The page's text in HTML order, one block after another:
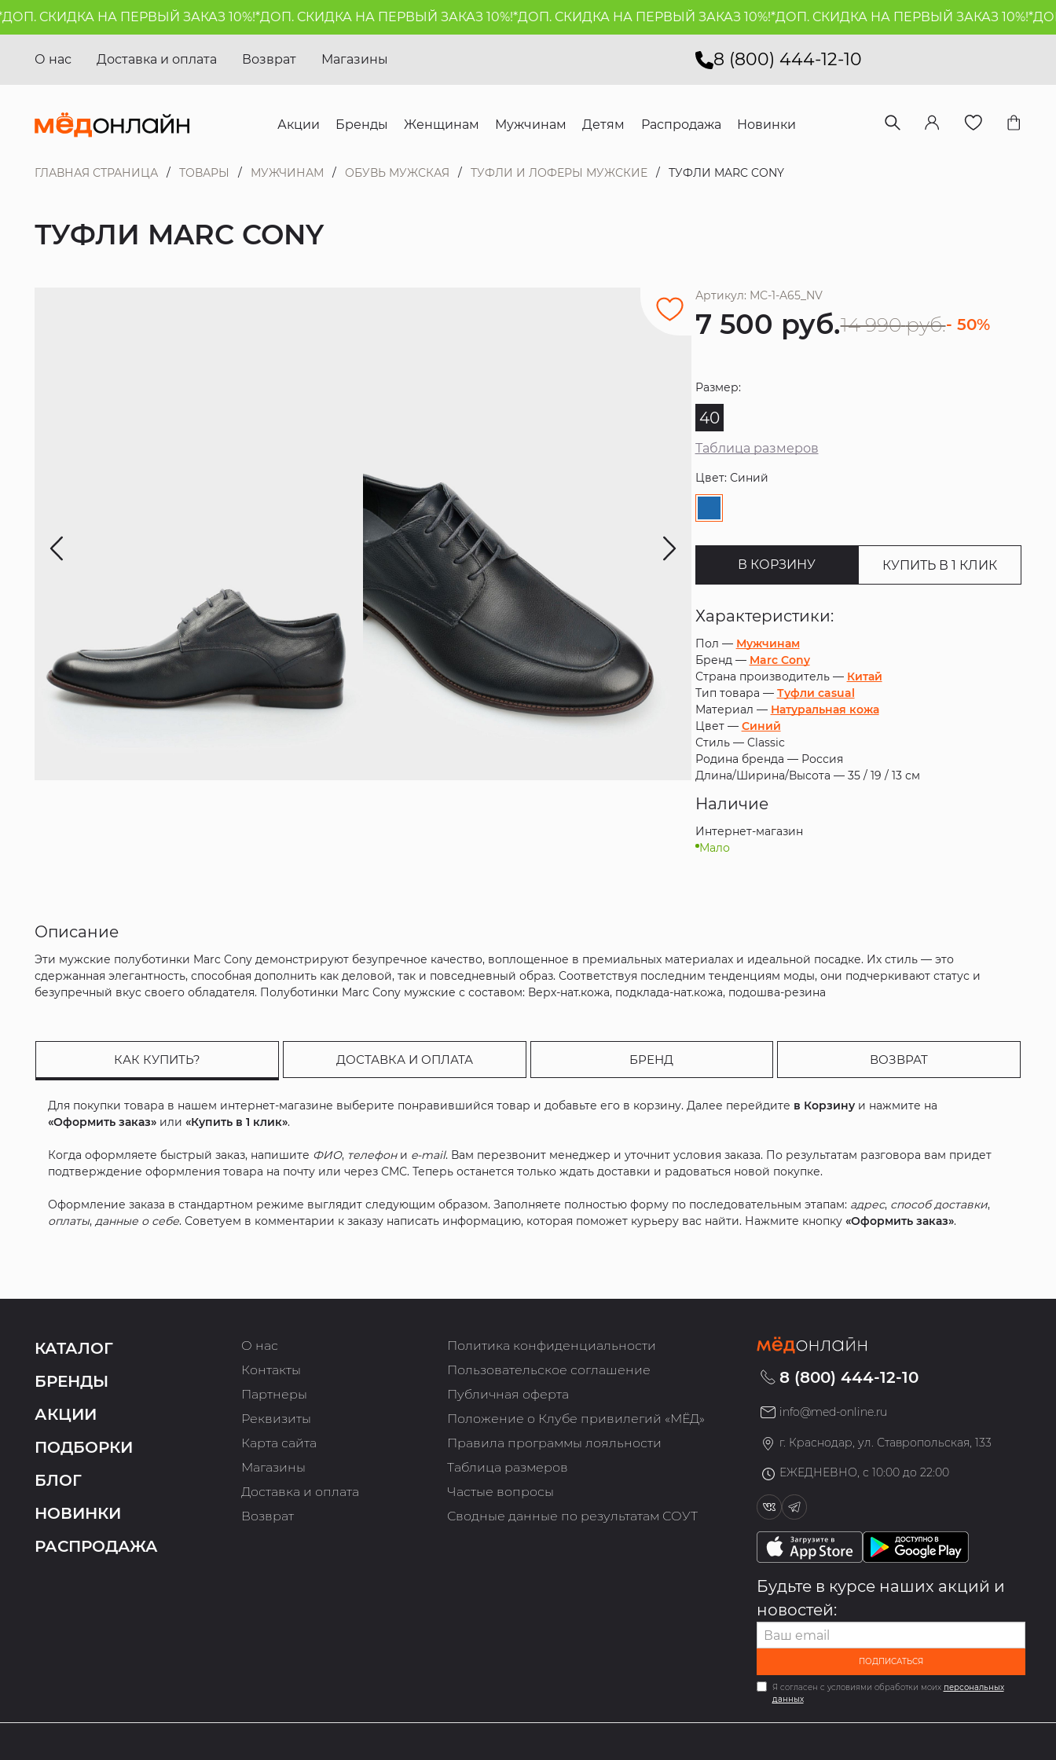
СКИДКА НА ПЕРВЫЙ ЗАКАЗ 10%!*ДОП. СКИДКА НА ПЕРВЫЙ ЗАКАЗ 10%!*ДОП. СКИДКА НА ПЕРВЫЙ ЗАКАЗ 10%!*ДОП. СКИДКА НА ПЕРВЫЙ ЗАКАЗ 10%!*ДОП.
8 (800) 444-12-10
О нас Доставка и оплата Возврат Магазины
Акции Бренды Женщинам Мужчинам Детям Распродажа Новинки
ГЛАВНАЯ СТРАНИЦА ТОВАРЫ МУЖЧИНАМ ОБУВЬ МУЖСКАЯ ТУФЛИ И ЛОФЕРЫ МУЖСКИЕ ТУФЛИ MARC CONY
ТУФЛИ MARC CONY
Артикул: МС-1-A65_NV
7 500 руб.14 990 руб.- 50%
Размер:
40
Таблица размеров
Цвет: Синий
В КОРЗИНУ КУПИТЬ В 1 КЛИК
Характеристики:
Пол — Мужчинам
Бренд — Marc Cony
Страна производитель — Китай
Тип товара — Туфли casual
Материал — Натуральная кожа
Цвет — Синий
Стиль — Classic
Родина бренда — Россия
Длина/Ширина/Высота — 35 / 19 / 13 см
Наличие
Интернет-магазин
Мало
Описание
Эти мужские полуботинки Marc Cony демонстрируют безупречное качество, воплощенное в премиальных материалах и идеальной посадке. Их стиль — это
сдержанная элегантность, способная дополнить как деловой, так и повседневный образ. Соответствуя последним тенденциям моды, они подчеркивают статус и
безупречный вкус своего обладателя. Полуботинки Marc Cony мужские с составом: Верх-нат.кожа, подклада-нат.кожа, подошва-резина
КАК КУПИТЬ? ДОСТАВКА И ОПЛАТА БРЕНД ВОЗВРАТ
Для покупки товара в нашем интернет-магазине выберите понравившийся товар и добавьте его в корзину. Далее перейдите в Корзину и нажмите на
«Оформить заказ» или«Купить в 1 клик».
Когда оформляете быстрый заказ, напишите ФИО, телефони e-mail. Вам перезвонит менеджер и уточнит условия заказа. По результатам разговора вам придет
подтверждение оформления товара на почту или через СМС. Теперь останется только ждать доставки и радоваться новой покупке.
Оформление заказа в стандартном режиме выглядит следующим образом. Заполняете полностью форму по последовательным этапам: адрес, способ доставки,
оплаты,данные о себе. Советуем в комментарии к заказу написать информацию, которая поможет курьеру вас найти. Нажмите кнопку«Оформить заказ».
КАТАЛОГ
БРЕНДЫ
АКЦИИ
ПОДБОРКИ
БЛОГ
НОВИНКИ
РАСПРОДАЖА
О нас
Контакты
Партнеры
Реквизиты
Карта сайта
Магазины
Доставка и оплата
Возврат
Политика конфиденциальности
Пользовательское соглашение
Публичная оферта
Положение о Клубе привилегий «МЁД»
Правила программы лояльности
Таблица размеров
Частые вопросы
Сводные данные по результатам СОУТ
8 (800) 444-12-10
info@med-online.ru
г. Краснодар, ул. Ставропольская, 133
ЕЖЕДНЕВНО, с 10:00 до 22:00
Будьте в курсе наших акций и
новостей:
ПОДПИСАТЬСЯ
Я согласен с условиями обработки моих персональных
данных